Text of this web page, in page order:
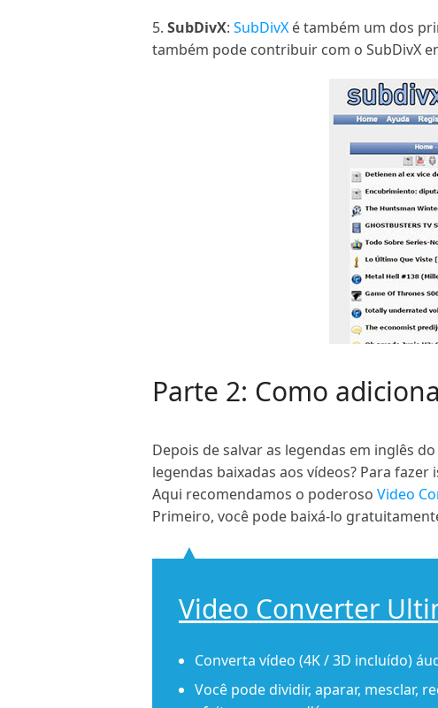
5. SubDivX: SubDivX é também um dos
também pode contribuir com o SubDivX
Parte 2: Como
Depois de salvar as legendas em inglês
legendas baixadas aos vídeos? Para
Aqui recomendamos o poderoso Video
Primeiro, você pode baixá-lo
Video Converter
Converta vídeo (4K / 3D incluído)
Você pode dividir, aparar, mesclar,